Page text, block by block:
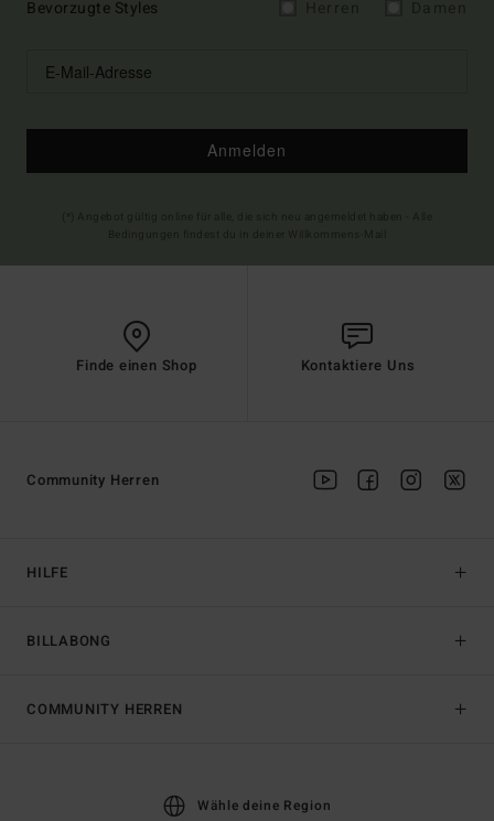
Bevorzugte Styles
Anmelden
Finde einen Shop Kontaktiere Uns
HILFE
BILLABONG
Community Herren
COMMUNITY HERREN
Wähle deine Region